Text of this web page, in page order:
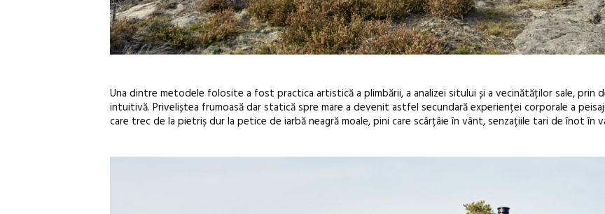
Una dintre metodele folosite a fost practica artistică a plimbării, a analizei sitului și a vecinătăților sale, prin
intuitivă. Priveliștea frumoasă dar statică spre mare a devenit astfel secundară experienței corporale a
care trec de la pietriș dur la petice de iarbă neagră moale, pini care scârțâie în vânt, senzațiile tari de înot în